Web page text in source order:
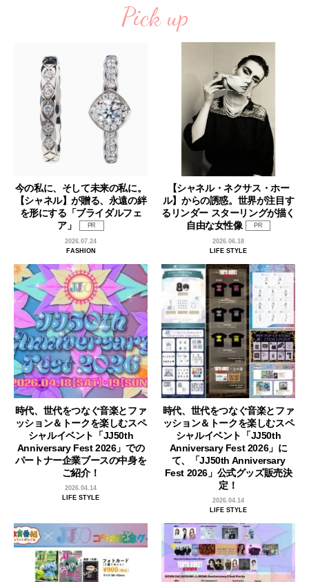
Pick up
今の私に、そして未来の私に。
【シャネル】が贈る、永遠の絆
を形にする「ブライダルフェ
ア」
PR
2026.07.24
FASHION
【シャネル・ネクサス・ホー
ル】からの誘惑。世界が注目す
るリンダー スターリングが描く
自由な女性像
PR
2026.06.18
LIFE STYLE
時代、世代をつなぐ音楽とファ
ッション＆トークを楽しむスペ
シャルイベント「JJ50th
Anniversary Fest 2026」での
パートナー企業ブースの中身を
ご紹介！
2026.04.14
LIFE STYLE
時代、世代をつなぐ音楽とファ
ッション＆トークを楽しむスペ
シャルイベント「JJ50th
Anniversary Fest 2026」に
て、「JJ50th Anniversary
Fest 2026」公式グッズ販売決
定！
2026.04.14
LIFE STYLE